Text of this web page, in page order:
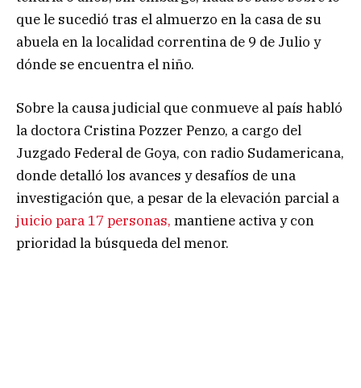
que le sucedió tras el almuerzo en la casa de su
abuela en la localidad correntina de 9 de Julio y
dónde se encuentra el niño.
Sobre la causa judicial que conmueve al país habló
la doctora Cristina Pozzer Penzo, a cargo del
Juzgado Federal de Goya, con radio Sudamericana,
donde detalló los avances y desafíos de una
investigación que, a pesar de la elevación parcial a
juicio para 17 personas, mantiene activa y con
prioridad la búsqueda del menor.